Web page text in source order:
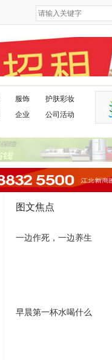
服饰
企业
护肤彩妆
公司活动
图文焦点
一边作死，一边养生
早晨第一杯水喝什么